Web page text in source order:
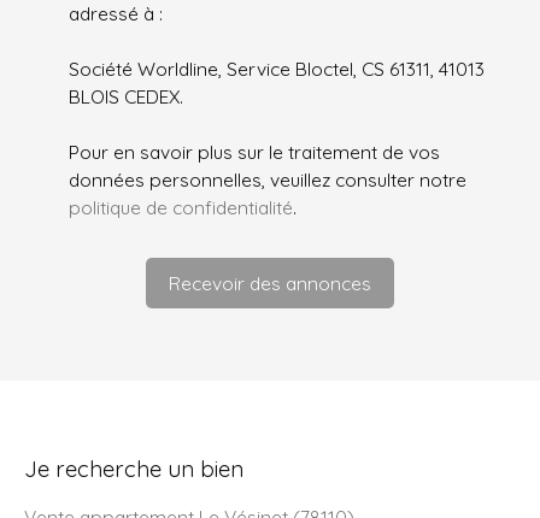
adressé à :
Société Worldline, Service Bloctel, CS 61311, 41013
BLOIS CEDEX.
Pour en savoir plus sur le traitement de vos
données personnelles, veuillez consulter notre
politique de confidentialité.
Recevoir des annonces
Je recherche un bien